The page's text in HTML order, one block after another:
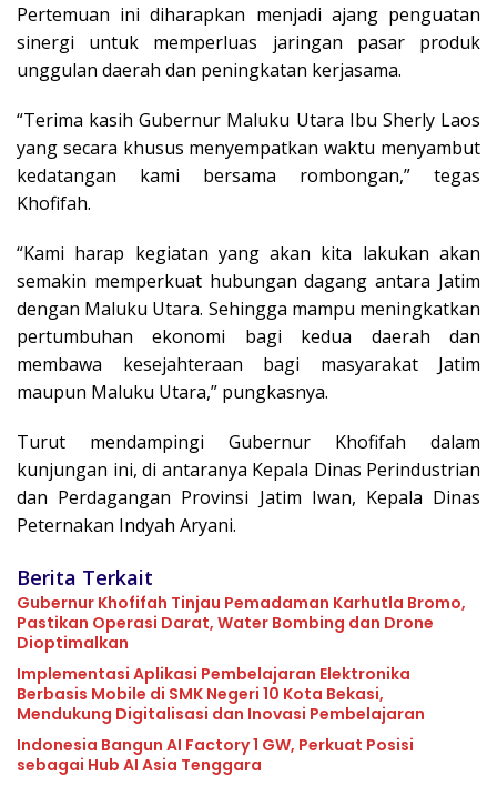
Pertemuan ini diharapkan menjadi ajang penguatan
sinergi untuk memperluas jaringan pasar produk
unggulan daerah dan peningkatan kerjasama.
“Terima kasih Gubernur Maluku Utara Ibu Sherly Laos
yang secara khusus menyempatkan waktu menyambut
kedatangan kami bersama rombongan,” tegas
Khofifah.
“Kami harap kegiatan yang akan kita lakukan akan
semakin memperkuat hubungan dagang antara Jatim
dengan Maluku Utara. Sehingga mampu meningkatkan
pertumbuhan ekonomi bagi kedua daerah dan
membawa kesejahteraan bagi masyarakat Jatim
maupun Maluku Utara,” pungkasnya.
Turut mendampingi Gubernur Khofifah dalam
kunjungan ini, di antaranya Kepala Dinas Perindustrian
dan Perdagangan Provinsi Jatim Iwan, Kepala Dinas
Peternakan Indyah Aryani.
Berita Terkait
Gubernur Khofifah Tinjau Pemadaman Karhutla Bromo,
Pastikan Operasi Darat, Water Bombing dan Drone
Dioptimalkan
Implementasi Aplikasi Pembelajaran Elektronika
Berbasis Mobile di SMK Negeri 10 Kota Bekasi,
Mendukung Digitalisasi dan Inovasi Pembelajaran
Indonesia Bangun AI Factory 1 GW, Perkuat Posisi
sebagai Hub AI Asia Tenggara